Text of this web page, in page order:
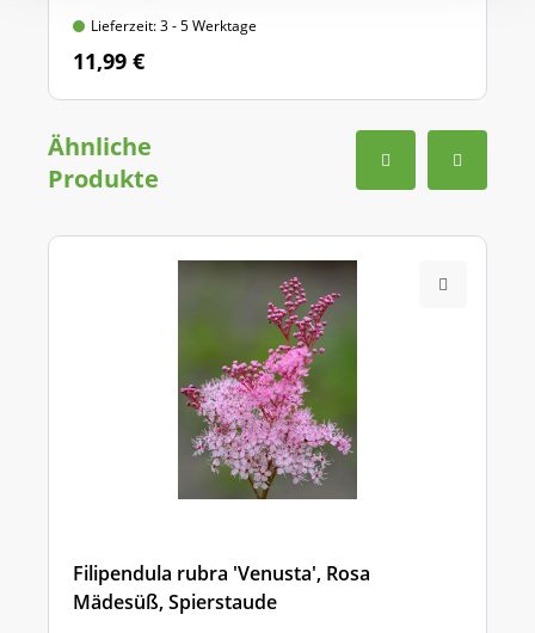
Lieferzeit: 3 - 5 Werktage
11,99 €
Ähnliche
Produkte
Filipendula rubra 'Venusta', Rosa
Mädesüß, Spierstaude